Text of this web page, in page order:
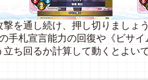
撃を通し続け、押し切りましょ
手札宣言能力の回復や《ビサ
ち回るか計算して動くとよい